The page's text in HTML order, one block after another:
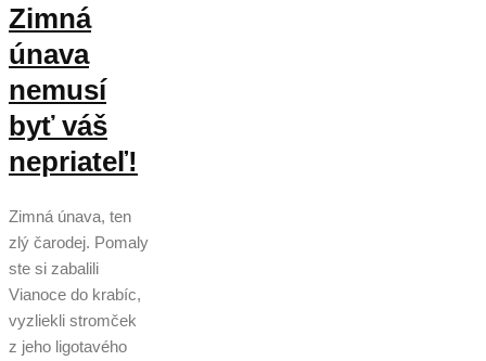
Zimná
únava
nemusí
byť váš
nepriateľ!
Zimná únava, ten
zlý čarodej. Pomaly
ste si zabalili
Vianoce do krabíc,
vyzliekli stromček
z jeho ligotavého